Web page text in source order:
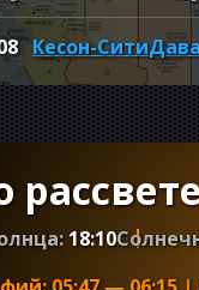
Кесон-Сити
18:10